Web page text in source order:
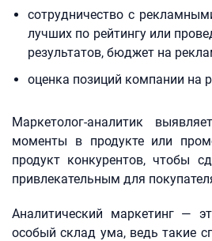
сотрудничество с
лучших по рейтингу или
результатов, бюджет на
оценка позиций компании на
Маркетолог-аналитик
моменты в продукте или
продукт конкурентов, чтобы
привлекательным для
Аналитический маркетинг —
особый склад ума, ведь такие